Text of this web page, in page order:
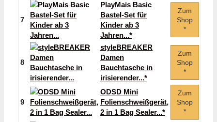
7
PlayMais Basic
Bastel-Set für
Kinder ab 3
Jahren...*
Zum
Shop
*
8
styleBREAKER
Damen
Bauchtasche in
irisierender...*
Zum
Shop
*
9
ODSD Mini
Folienschweißgerät,
2 in 1 Bag Sealer...*
Zum
Shop
*